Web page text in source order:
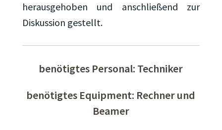
herausgehoben und anschließend zur
Diskussion gestellt.
benötigtes Personal: Techniker
benötigtes Equipment: Rechner und
Beamer